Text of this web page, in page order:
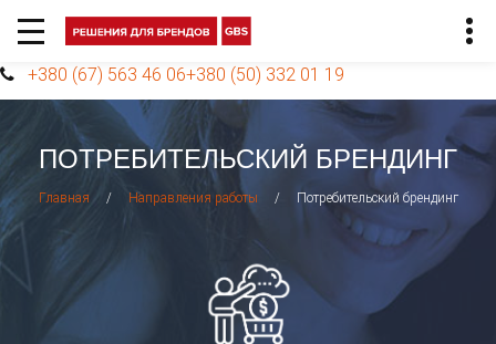
+380 (67) 563 46 06+380 (50) 332 01 19
ПОТРЕБИТЕЛЬСКИЙ БРЕНДИНГ
Главная / Направления работы / Потребительский брендинг